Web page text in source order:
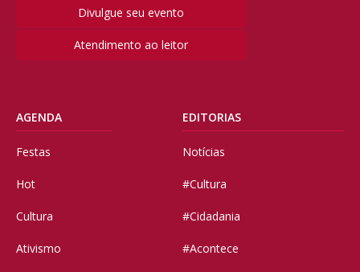
Divulgue seu evento
Atendimento ao leitor
AGENDA
Festas
Hot
Cultura
Ativismo
EDITORIAS
Notícias
#Cultura
#Cidadania
#Acontece